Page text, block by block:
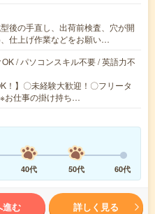
後の手直し、出荷前検査、穴が開
仕上げ作業などをお願い…
/ パソコンスキル不要 / 英語力不
！】〇未経験大歓迎！〇フリータ
お仕事の掛け持ち…
40代 50代 60代
進む 詳しく見る